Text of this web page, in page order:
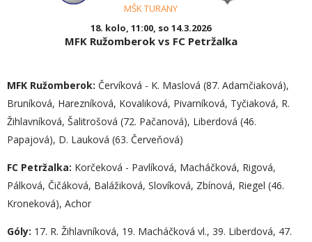
MŠK TURANY
18. kolo, 11:00, so 14.3.2026
MFK Ružomberok vs FC Petržalka
MFK Ružomberok: Červíková - K. Maslová (87. Adamčiaková),
Bruníková, Harezníková, Kovaliková, Pivarníková, Tyčiaková, R.
Žihlavníková, Šalitrošová (72. Pačanová), Liberdová (46.
Papajová), D. Lauková (63. Červeňová)
FC Petržalka: Korčeková - Pavlíková, Macháčková, Rigová,
Pálková, Čičáková, Balážiková, Slovíková, Zbínová, Riegel (46.
Kroneková), Achor
Góly: 17. R. Žihlavníková, 19. Macháčková vl., 39. Liberdová, 47.